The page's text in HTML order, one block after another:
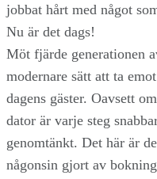
jobbat hårt med något
Nu är det dags!
Möt fjärde generationen
modernare sätt att ta
dagens gäster. Oavsett
dator är varje steg
genomtänkt. Det här är
någonsin gjort av